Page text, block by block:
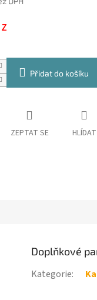
Přidat do košíku
ZEPTAT SE HLÍDAT
Doplňkové
Kategorie: